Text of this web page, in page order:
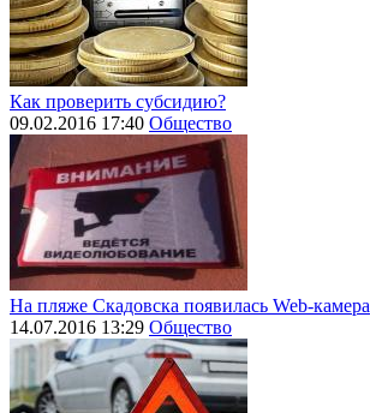
Как проверить субсидию?
09.02.2016 17:40 Общество
На пляже Скадовска появилась Web-камера
14.07.2016 13:29 Общество